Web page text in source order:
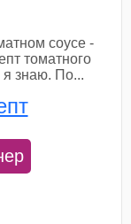
соусе -
томатного
я знаю. По...